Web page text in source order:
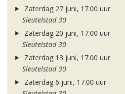
Zaterdag 27 juni, 17.00 uur
Sleutelstad 30
Zaterdag 20 juni, 17.00 uur
Sleutelstad 30
Zaterdag 13 juni, 17.00 uur
Sleutelstad 30
Zaterdag 6 juni, 17.00 uur